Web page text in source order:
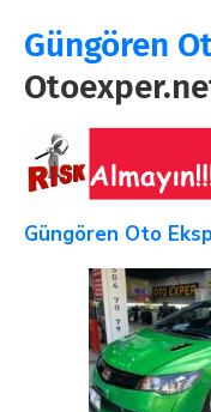
Güngören
Güngören Oto